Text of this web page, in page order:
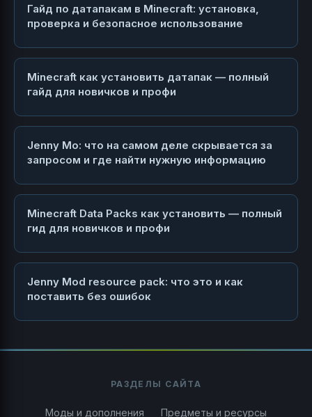
Гайд по датапакам в Minecraft: установка,
проверка и безопасное использование
Minecraft как установить датапак — полный
гайд для новичков и профи
Jenny Mo: что на самом деле скрывается за
запросом и где найти нужную информацию
Minecraft Data Packs как установить — полный
гид для новичков и профи
Jenny Mod resource pack: что это и как
поставить без ошибок
РАЗДЕЛЫ САЙТА
Моды и дополнения Предметы и ресурсы